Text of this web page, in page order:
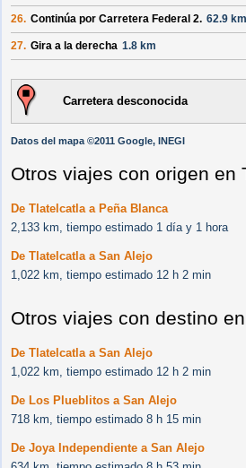
26. Continúa por Carretera Federal 2. 62.9 km
27. Gira a la derecha 1.8 km
Carretera desconocida
Datos del mapa ©2011 Google, INEGI
Otros viajes con origen en
De Tlatelcatla a Peña Blanca
2,133 km, tiempo estimado 1 día y 1 hora
De Tlatelcatla a San Alejo
1,022 km, tiempo estimado 12 h 2 min
Otros viajes con destino
De Tlatelcatla a San Alejo
1,022 km, tiempo estimado 12 h 2 min
De Los Plueblitos a San Alejo
718 km, tiempo estimado 8 h 15 min
De Joya Independiente a San Alejo